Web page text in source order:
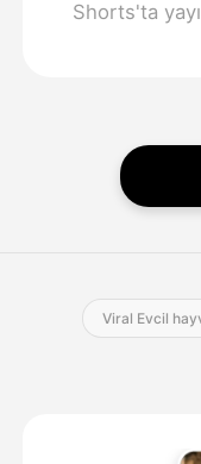
Shorts'ta
Viral Evcil